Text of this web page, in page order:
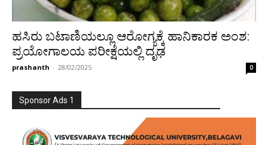
ಹಸಿರು ಬಟಾಣಿಯಲ್ಲೂ ಆರೋಗ್ಯಕ್ಕೆ ಹಾನಿಕಾರಕ ಅಂಶ:
ಪ್ರಯೋಗಾಲಯ ಪರೀಕ್ಷೆಯಲ್ಲಿ ದೃಢ
prashanth - 28/02/2025 0
Sponsor Ads 1